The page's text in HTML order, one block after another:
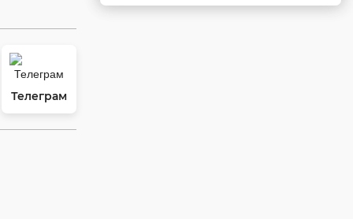
Телеграм